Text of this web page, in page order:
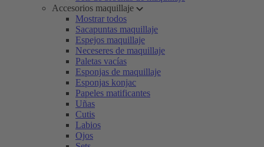
Accesorios maquillaje
Mostrar todos
Sacapuntas maquillaje
Espejos maquillaje
Neceseres de maquillaje
Paletas vacías
Esponjas de maquillaje
Esponjas konjac
Papeles matificantes
Uñas
Cutis
Labios
Ojos